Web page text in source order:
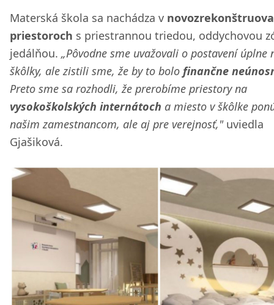
Materská škola sa nachádza v
priestoroch s priestrannou triedou, oddychovou
jedálňou. „Pôvodne sme uvažovali o postavení úplne
škôlky, ale zistili sme, že by to bolo finančne
Preto sme sa rozhodli, že prerobíme priestory na
vysokoškolských internátoch a miesto v škôlke
našim zamestnancom, ale aj pre verejnosť,"uviedla
Gjašiková.